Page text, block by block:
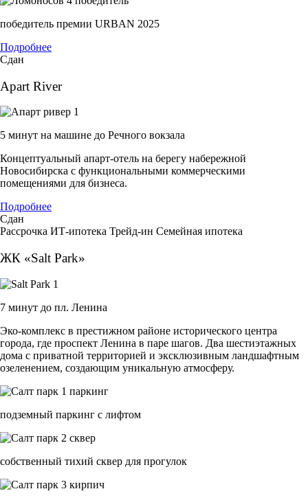
победитель премии URBAN 2025
Подробнее
Сдан
Apart River
5 минут на машине до Речного вокзала
Концептуальный апарт-отель на берегу набережной
Новосибирска с функциональными коммерческими
помещениями для бизнеса.
Подробнее
Сдан
Рассрочка ИТ-ипотека Трейд-ин Семейная ипотека
ЖК «Salt Park»
7 минут до пл. Ленина
Эко-комплекс в престижном районе исторического центра
города, где проспект Ленина в паре шагов. Два шестиэтажных
дома с приватной территорией и эксклюзивным ландшафтным
озеленением, создающим уникальную атмосферу.
подземный паркинг с лифтом
cобственный тихий сквер для прогулок